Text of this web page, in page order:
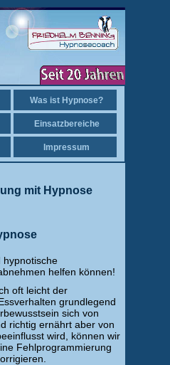
Was ist Hypnose?
Einsatzbereiche
Impressum
mit Hypnose
hypnotische
helfen können!
oft leicht der
grundlegend
sich von
richtig ernährt aber von
wird, können wir
Fehlprogrammierung